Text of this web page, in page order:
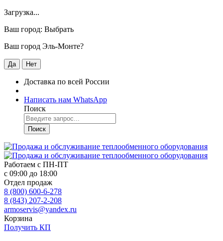
Загрузка...
Ваш город: Выбрать
Ваш город Эль-Монте?
Да Нет
Доставка по всей России
Написать нам WhatsApp
Поиск
Поиск
Работаем с ПН-ПТ
с 09:00 до 18:00
Отдел продаж
8 (800) 600-6-278
8 (843) 207-2-208
armoservis@yandex.ru
Корзина
Получить КП